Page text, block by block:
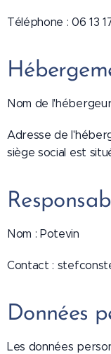
Téléphone : 06 13
Nom de
Adresse de
siège social est
Nom : Potevin
Contact :
Données
Les données